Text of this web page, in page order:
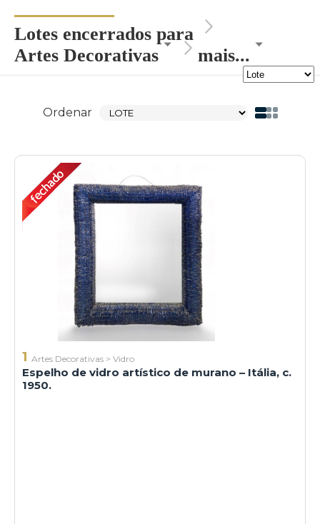
Lotes encerrados para
Artes Decorativas
mais...
Ordenar
1 Artes Decorativas > Vidro
Espelho de vidro artístico de murano – Itália, c.
1950.